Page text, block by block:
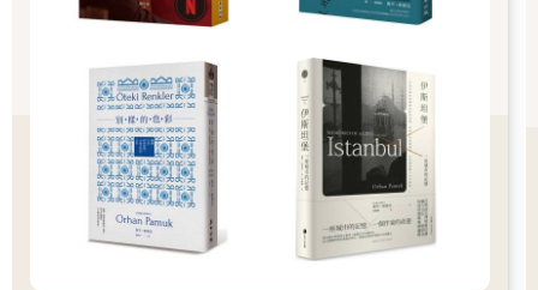
拾，不可躊躇，一定要馬上起身回你的宿舍去。如果你抱著看好
人頭地的希望都沒有。回去的時候，也不要忘記把自己該出的那
份錢一毛不少地交給那個你慎選過的同學好友。如果一個人該出
的錢是三兩，你就給他五兩；如果一個人該出的錢是五兩，你就
給他十兩，錢給了之後二話不說就離開的男人才是個好男人。這
樣的做法不會傷害到別人，也不會傷害到你自己，而且大家對你
的評價自然會提高。啊，還有一件最重要的事，就是千萬不要在
酒席上做出任何約定。要是一不注意，可是會釀成大禍的。喝了
酒會增加激動的情感，不自覺變得氣宇軒昂，一不小心就被別人